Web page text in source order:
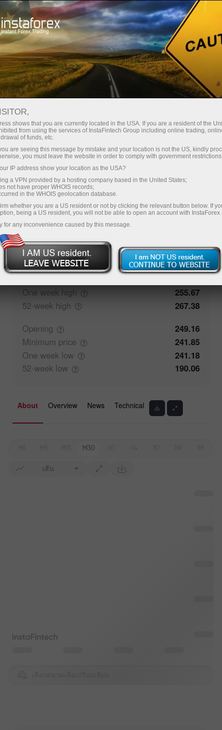
สำหรับเทรดเดอร์
เงื่อนไขการซื้อขาย
ABBV
245.92 (%) 07 Aug 2026 19:59
Buy
245.92
245.71
Traders' feedback
Closing
246.06
One week high
255.67
52-week high
267.38
Opening
249.16
Minimum price
241.85
One week low
241.18
52-week low 190.06
About Overview News Technical
M30
เส้น
shows that you are currently located in the USA. If you are a resident of the
from using the services of InstaFintech Group including online trading,
of funds, etc.
are seeing this message by mistake and your location is not the US, kindly
you must leave the website in order to comply with government
IP address show your location as the USA?
a VPN provided by a hosting company based in the United States;
not have proper WHOIS records;
in the WHOIS geolocation database.
whether you are a US resident or not by clicking the relevant button below. If
being a US resident, you will not be able to open an account with InstaForex
for any inconvenience caused by this message.